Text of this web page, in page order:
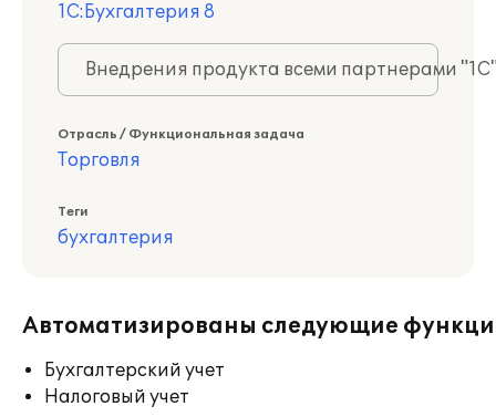
1С:Бухгалтерия 8
Внедрения продукта всеми партнерами
Отрасль / Функциональная задача
Торговля
Теги
бухгалтерия
Автоматизированы следующие
Бухгалтерский учет
Налоговый учет